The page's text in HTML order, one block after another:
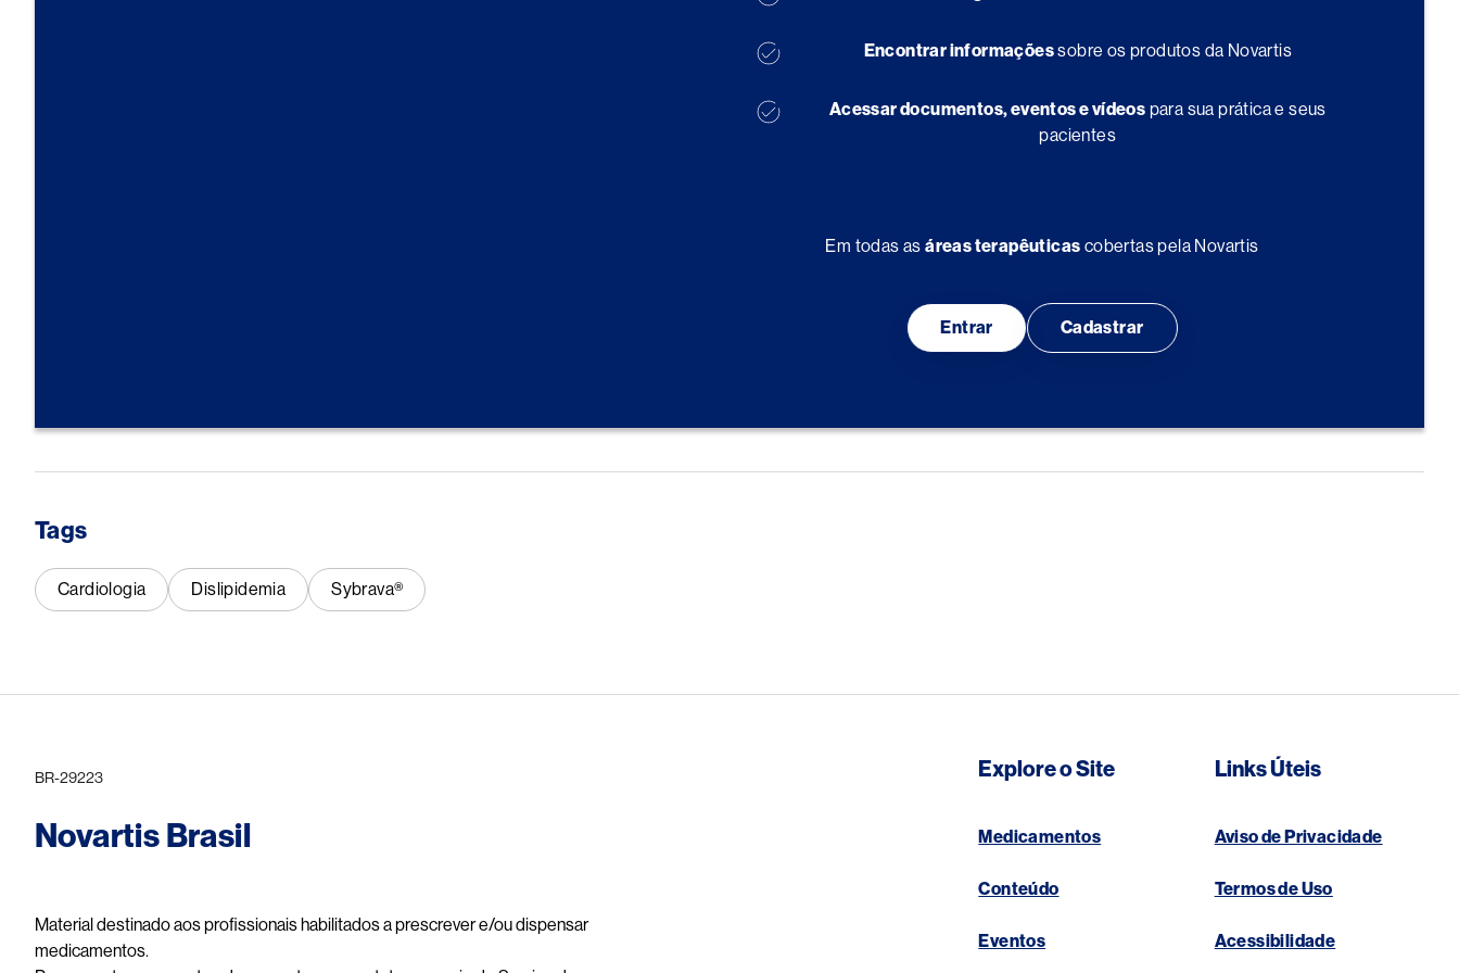
Encontrar informaçõessobre os produtos da Novartis
Acessar documentos, eventos e vídeos para sua prática e seus
pacientes
Em todas asáreas terapêuticas cobertas pela Novartis
Entrar Cadastrar
Tags
Cardiologia Dislipidemia Sybrava®
BR-29223
Novartis Brasil
Material destinado aos profissionais habilitados a prescrever e/ou dispensar
medicamentos.
Explore o Site
Medicamentos
Conteúdo
Eventos
Links Úteis
Aviso de Privacidade
Termos de Uso
Acessibilidade